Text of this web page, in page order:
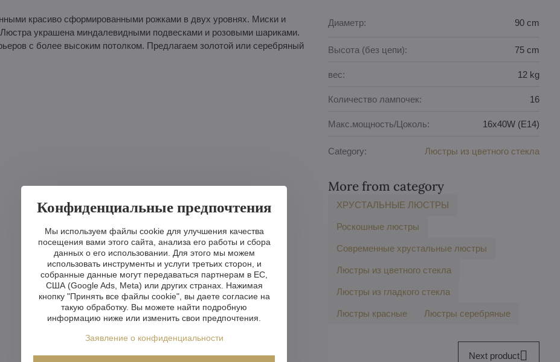
красиво сформированными рожками в двух уровнях. Миски и
украшена миндалевидными подвесками и розовыми шариками.
с более высоким потолком. Предлагаем золотой или серебряный
Диаметр: 90 cm
Высота (без цепи): 75 cm
вес: 12 kg
Количество лампочек: 16
Макс.мощность/Цоколь: 16x40W (E14)
Category: Люстры из цветного стекла
More from category
ХРУСТАЛЬНЫЕ ЛЮСТРЫ
Роскошные люстры
Современные хрустальные люстры
Люстры из цветного стекла
Люстры из гладкого стекла
Люстры красные Люстры серебряные
Next product
Конфиденциальные предпочтения
Мы используем файлы cookie для улучшения качества
посещения вами этого сайта, анализа его работы и сбора
данных о его использовании. Для этого мы можем
использовать инструменты и услуги третьих сторон, и
собранные данные могут передаваться партнерам в ЕС,
США (Google Ads, Meta) или других странах. Нажимая
кнопку "Принять все файлы cookie", вы даете согласие на
такую обработку. Вы можете найти подробную
информацию ниже или изменить свои предпочтения.
Заявление о конфиденциальности